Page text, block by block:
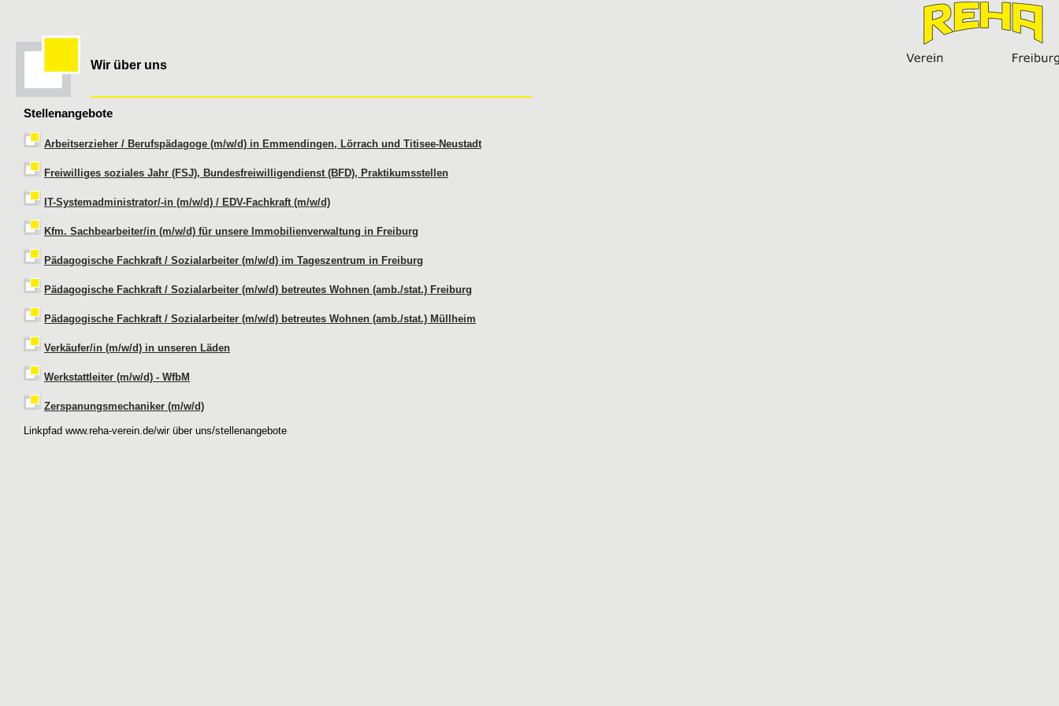
Wir über uns
Stellenangebote
Arbeitserzieher / Berufspädagoge (m/w/d) in Emmendingen, Lörrach und Titisee-Neustadt
Freiwilliges soziales Jahr (FSJ), Bundesfreiwilligendienst (BFD), Praktikumsstellen
IT-Systemadministrator/-in (m/w/d) / EDV-Fachkraft (m/w/d)
Kfm. Sachbearbeiter/in (m/w/d) für unsere Immobilienverwaltung in Freiburg
Pädagogische Fachkraft / Sozialarbeiter (m/w/d) im Tageszentrum in Freiburg
Pädagogische Fachkraft / Sozialarbeiter (m/w/d) betreutes Wohnen (amb./stat.) Freiburg
Pädagogische Fachkraft / Sozialarbeiter (m/w/d) betreutes Wohnen (amb./stat.) Müllheim
Verkäufer/in (m/w/d) in unseren Läden
Werkstattleiter (m/w/d) - WfbM
Zerspanungsmechaniker (m/w/d)
Linkpfad www.reha-verein.de/wir über uns/stellenangebote